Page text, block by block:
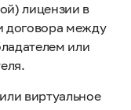
лицензии в
договора между
или
виртуальное